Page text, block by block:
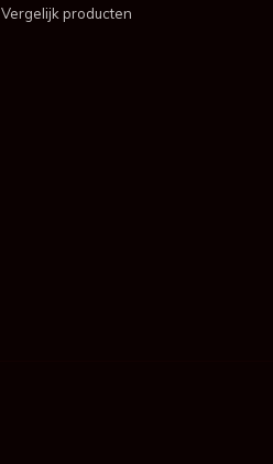
Vergelijk producten